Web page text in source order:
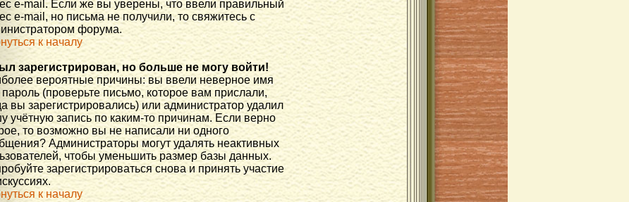
e-mail. Если же вы уверены, что ввели правильный
e-mail, но письма не получили, то свяжитесь с
форума.
к началу
зарегистрирован, но больше не могу войти!
вероятные причины: вы ввели неверное имя
пароль (проверьте письмо, которое вам прислали,
вы зарегистрировались) или администратор удалил
учётную запись по каким-то причинам. Если верно
то возможно вы не написали ни одного
Администраторы могут удалять неактивных
чтобы уменьшить размер базы данных.
зарегистрироваться снова и принять участие
к началу